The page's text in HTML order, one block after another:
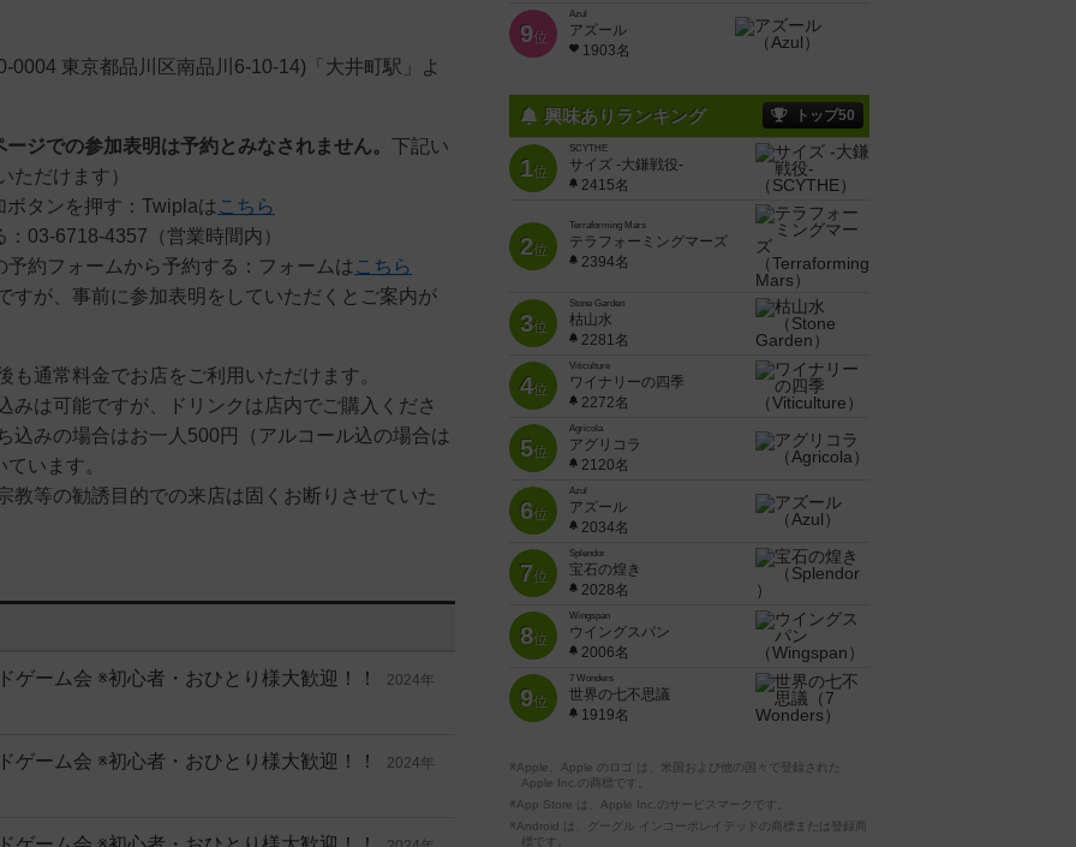
0004 東京都品川区南品川6-10-14)「大井町駅」よ
ージでの参加表明は予約とみなされません。 下記い
ただけます）
ボタンを押す：Twiplaは こちら
：03-6718-4357（営業時間内）
予約フォームから予約する：フォームは こちら
すが、事前に参加表明をしていただくとご案内が
通常料金でお店をご利用いただけます。
みは可能ですが、ドリンクは店内でご購入くださ
込みの場合はお一人500円（アルコール込の場合は
います。
教等の勧誘目的での来店は固くお断りさせていた
ゲーム会 ※初心者・おひとり様大歓迎！！ 2024年
ゲーム会 ※初心者・おひとり様大歓迎！！ 2024年
9位
Azul
アズール
1903名
興味ありランキング トップ50
1位
SCYTHE
サイズ -大鎌戦役-
2415名
2位
Terraforming Mars
テラフォーミングマーズ
2394名
3位
Stone Garden
枯山水
2281名
4位
Viticulture
ワイナリーの四季
2272名
5位
Agricola
アグリコラ
2120名
6位
Azul
アズール
2034名
7位
Splendor
宝石の煌き
2028名
8位
Wingspan
ウイングスパン
2006名
9位
7 Wonders
世界の七不思議
1919名
※Apple、Apple のロゴ は、米国および他の国々で登録された
Apple Inc.の商標です。
※App Store は、Apple Inc.のサービスマークです。
※Android は、グーグル インコーポレイテッドの商標または登録商
標です。